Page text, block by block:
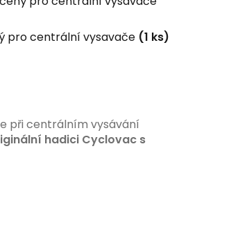
pro centrální vysavače (1 ks)
při centrálním vysávání
hadici Cyclovac s